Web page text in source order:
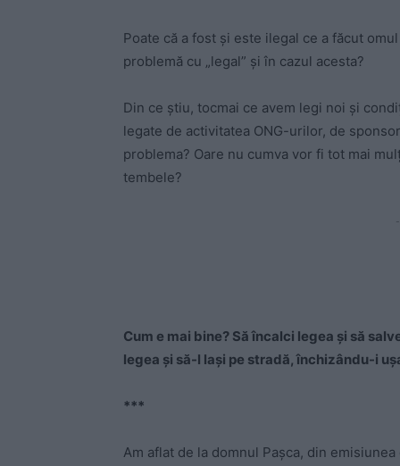
Poate că a fost și este ilegal ce a făcut
problemă cu „legal” și în cazul acesta?
Din ce știu, tocmai ce avem legi noi și
legate de activitatea ONG-urilor, de
problema? Oare nu cumva vor fi tot mai
tembele?
Cum e mai bine? Să încalci legea și să
legea și să-l lași pe stradă, închizându-i
***
Am aflat de la domnul Pașca, din